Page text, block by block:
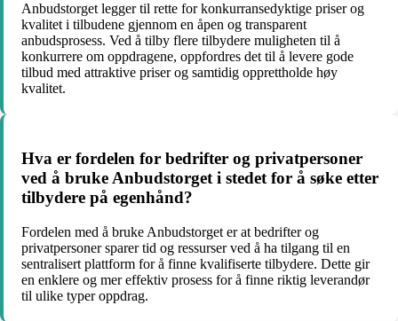
Anbudstorget legger til rette for konkurransedyktige priser og
kvalitet i tilbudene gjennom en åpen og transparent
anbudsprosess. Ved å tilby flere tilbydere muligheten til å
konkurrere om oppdragene, oppfordres det til å levere gode
tilbud med attraktive priser og samtidig opprettholde høy
kvalitet.
Hva er fordelen for bedrifter og privatpersoner
ved å bruke Anbudstorget i stedet for å søke etter
tilbydere på egenhånd?
Fordelen med å bruke Anbudstorget er at bedrifter og
privatpersoner sparer tid og ressurser ved å ha tilgang til en
sentralisert plattform for å finne kvalifiserte tilbydere. Dette gir
en enklere og mer effektiv prosess for å finne riktig leverandør
til ulike typer oppdrag.